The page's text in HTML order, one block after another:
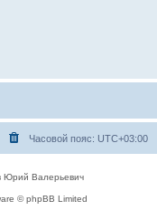
Часовой пояс: UTC+03:00
Юрий Валерьевич
© phpBB Limited